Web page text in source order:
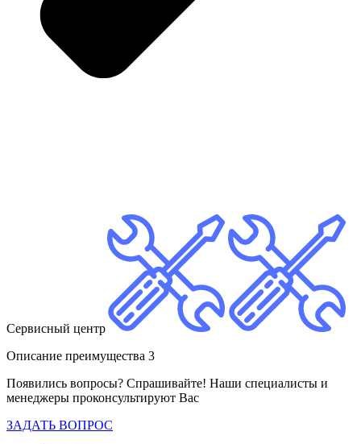
Сервисный центр
Описание преимущества 3
Появились вопросы? Спрашивайте! Наши специалисты и
менеджеры проконсультируют Вас
ЗАДАТЬ ВОПРОС